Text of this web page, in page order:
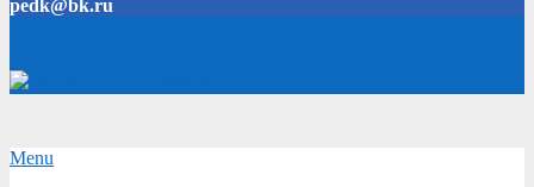
pedk@bk.ru
Secondary
Menu